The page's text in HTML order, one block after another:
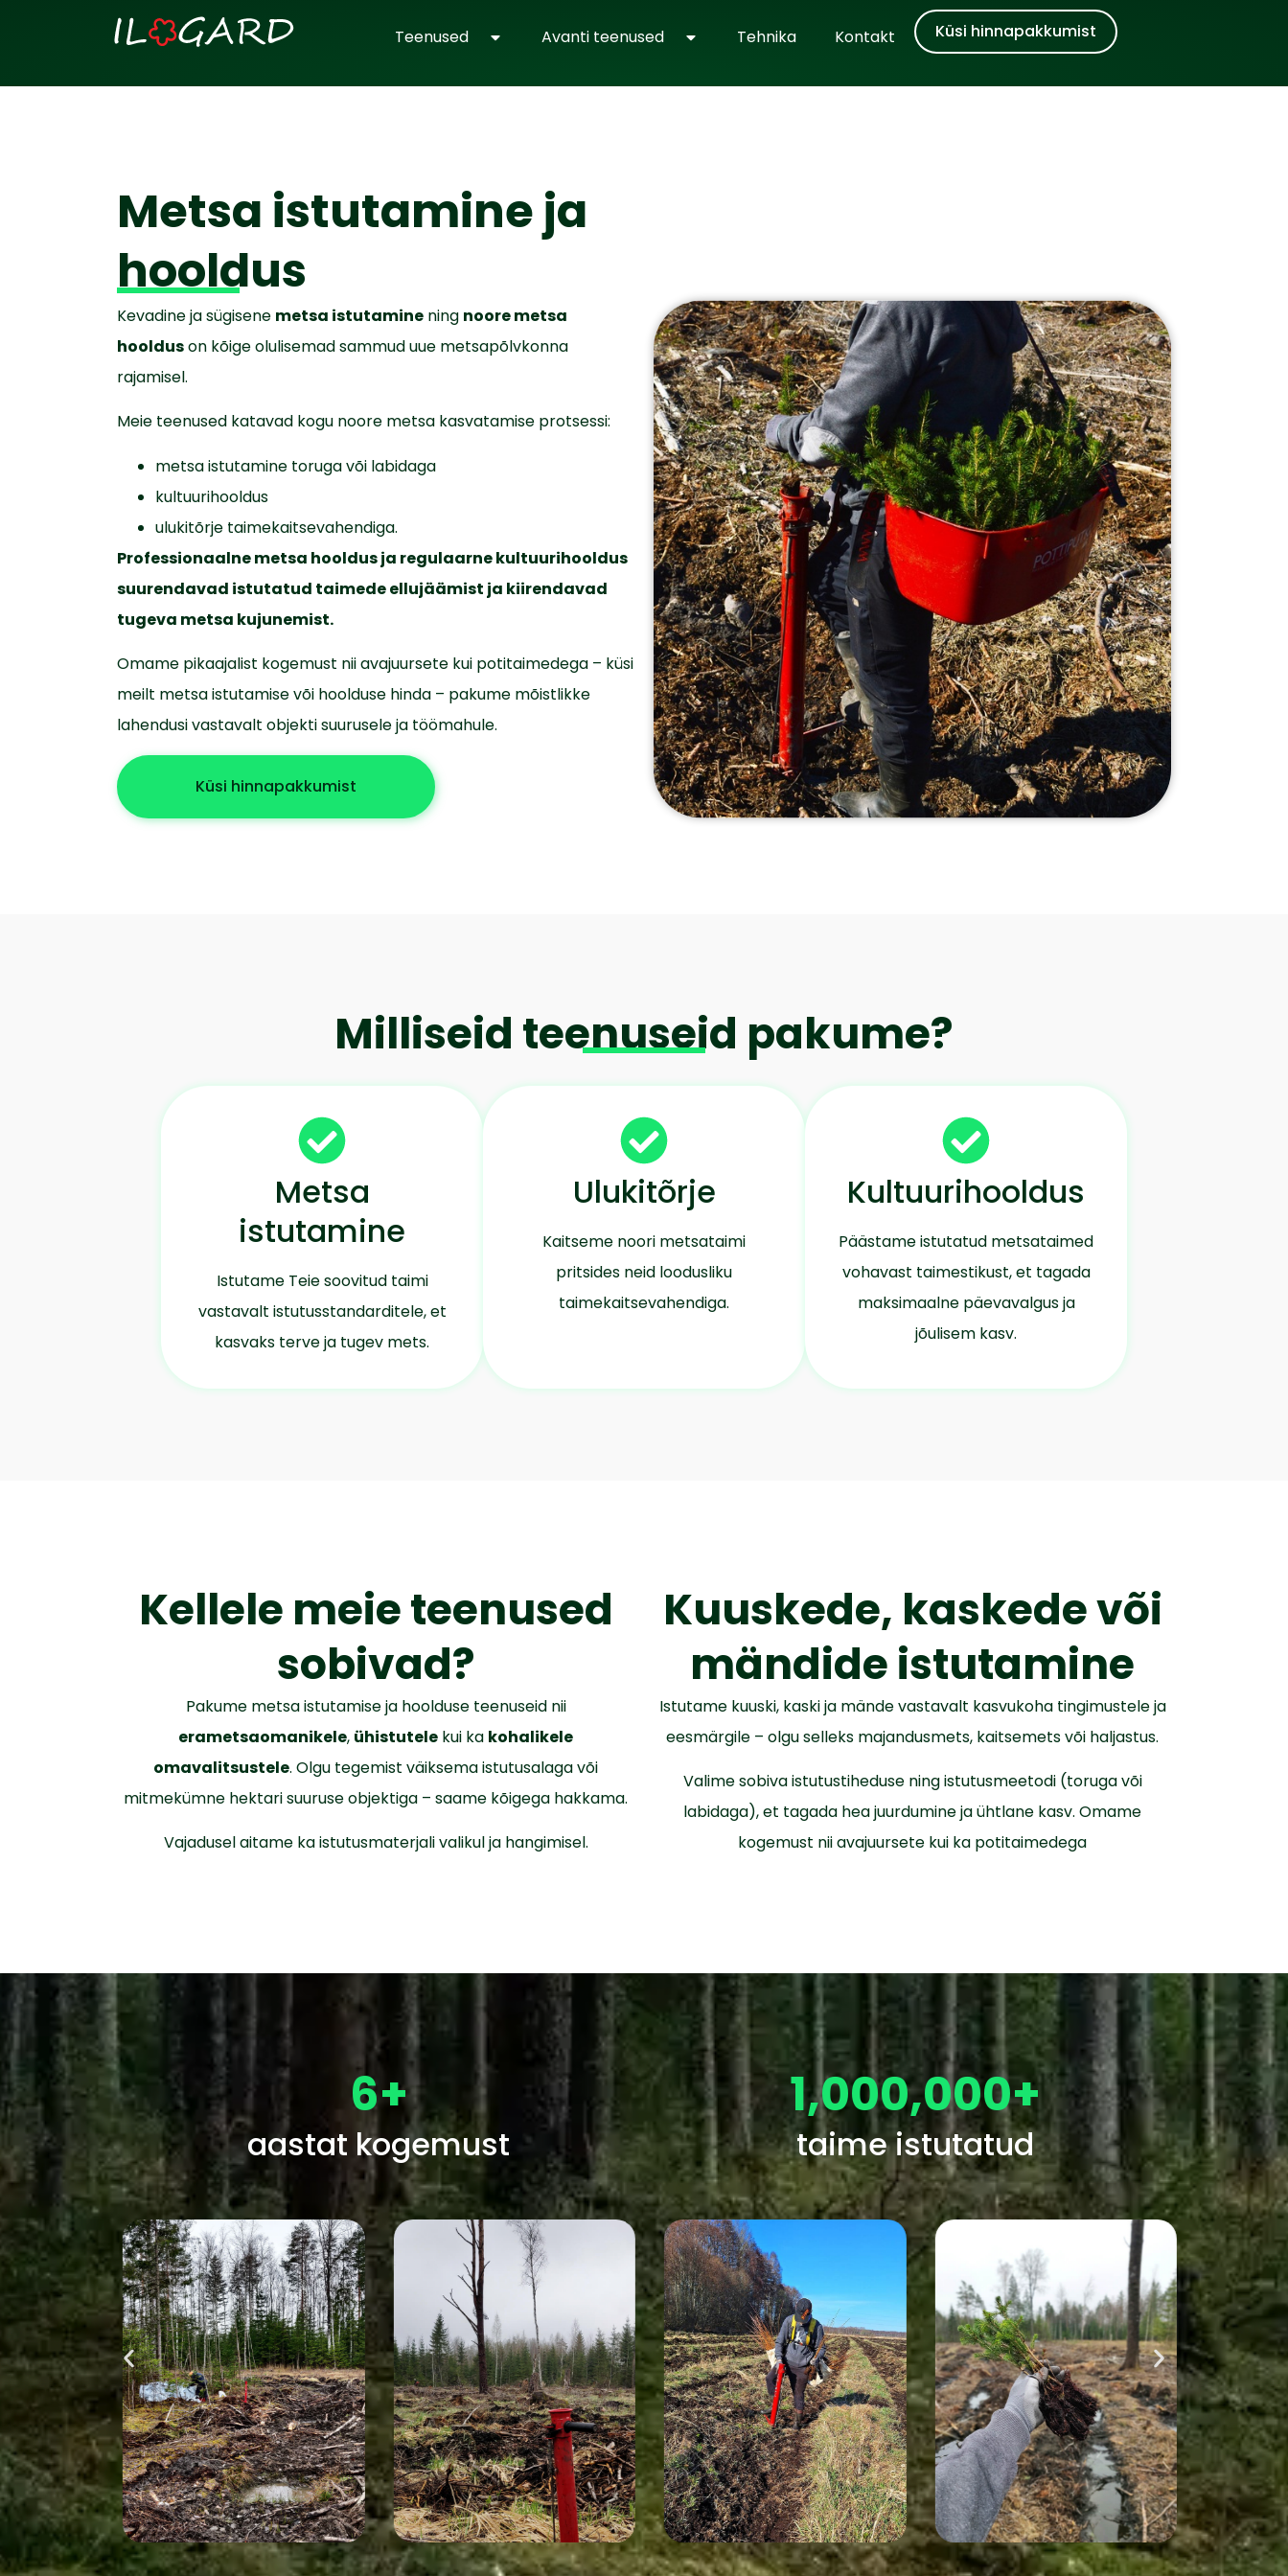
Teenused Avanti teenused Tehnika Kontakt Küsi hinnapakkumist
Metsa istutamine ja
hooldus
Kevadine ja sügisene metsa istutamine ning noore metsa
hoolduson kõige olulisemad sammud uue metsapõlvkonna
rajamisel.
Meie teenused katavad kogu noore metsa kasvatamise protsessi:
metsa istutamine toruga või labidaga
kultuurihooldus
ulukitõrje taimekaitsevahendiga.
Professionaalne metsa hooldus ja regulaarne kultuurihooldus
suurendavad istutatud taimede ellujäämist ja kiirendavad
tugeva metsa kujunemist.
Omame pikaajalist kogemust nii avajuursete kui potitaimedega – küsi
meilt metsa istutamise või hoolduse hinda – pakume mõistlikke
lahendusi vastavalt objekti suurusele ja töömahule.
Küsi hinnapakkumist
Milliseid teenuseid pakume?
Metsa
istutamine
Istutame Teie soovitud taimi
vastavalt istutusstandarditele, et
kasvaks terve ja tugev mets.
Ulukitõrje
Kaitseme noori metsataimi
pritsides neid loodusliku
taimekaitsevahendiga.
Kultuurihooldus
Päästame istutatud metsataimed
vohavast taimestikust, et tagada
maksimaalne päevavalgus ja
jõulisem kasv.
Kellele meie teenused
sobivad?
Pakume metsa istutamise ja hoolduse teenuseid nii
erametsaomanikele, ühistutele kui ka kohalikele
omavalitsustele. Olgu tegemist väiksema istutusalaga või
mitmekümne hektari suuruse objektiga – saame kõigega hakkama.
Vajadusel aitame ka istutusmaterjali valikul ja hangimisel.
Kuuskede, kaskede või
mändide istutamine
Istutame kuuski, kaski ja mände vastavalt kasvukoha tingimustele ja
eesmärgile – olgu selleks majandusmets, kaitsemets või haljastus.
Valime sobiva istutustiheduse ning istutusmeetodi (toruga või
labidaga), et tagada hea juurdumine ja ühtlane kasv. Omame
kogemust nii avajuursete kui ka potitaimedega
aastat kogemust
6+
taime istutatud
1,000,000+